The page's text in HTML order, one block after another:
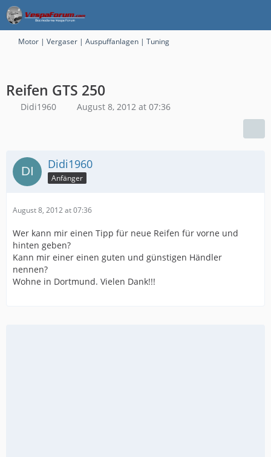
Motor | Vergaser | Auspuffanlagen | Tuning
Reifen GTS 250
Didi1960 August 8, 2012 at 07:36
Didi1960
Anfänger
August 8, 2012 at 07:36
Wer kann mir einen Tipp für neue Reifen für vorne und
hinten geben?
Kann mir einer einen guten und günstigen Händler
nennen?
Wohne in Dortmund. Vielen Dank!!!